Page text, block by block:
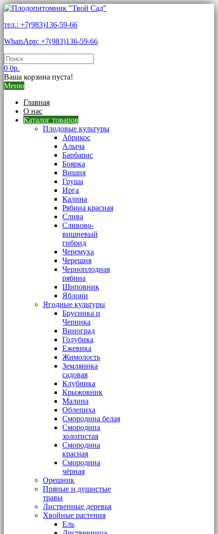
тел.: +7(983)136-59-66
WhatsApp: +7(983)136-59-66
0 0р.
Ваша корзина пуста!
Меню
Главная
О нас
Каталог товаров
Плодовые культуры
Абрикос
Алыча
Барбарис
Боярка
Вишня
Груша
Ирга
Калина
Рябина красная
Слива
Сливово-
вишневый
гибрид
Черемуха
Черешня
Черноплодная
рябина
Шиповник
Яблони
Ягодные культуры
Брусника и
Черника
Виноград
Голубика
Ежевика
Жимолость
Земляника
садовая
Клубника
Крыжовник
Малина
Облепиха
Смородина белая
Смородина
золотистая
Смородина
красная
Смородина
чёрная
Орешник
Пряные и душистые
травы
Лиственные деревья
Хвойные растения
Ель